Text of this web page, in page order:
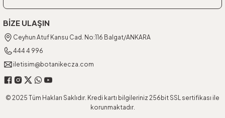
BİZE ULAŞIN
Ceyhun Atuf Kansu Cad. No:116 Balgat/ANKARA
444 4 996
iletisim@botanikecza.com
© 2025 Tüm Hakları Saklıdır. Kredi kartı bilgileriniz 256bit SSL sertifikası ile
korunmaktadır.